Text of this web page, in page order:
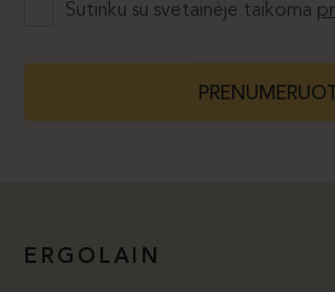
Sutinku su svetainėje taikoma
PRENUMERUOTI
ERGOLAIN